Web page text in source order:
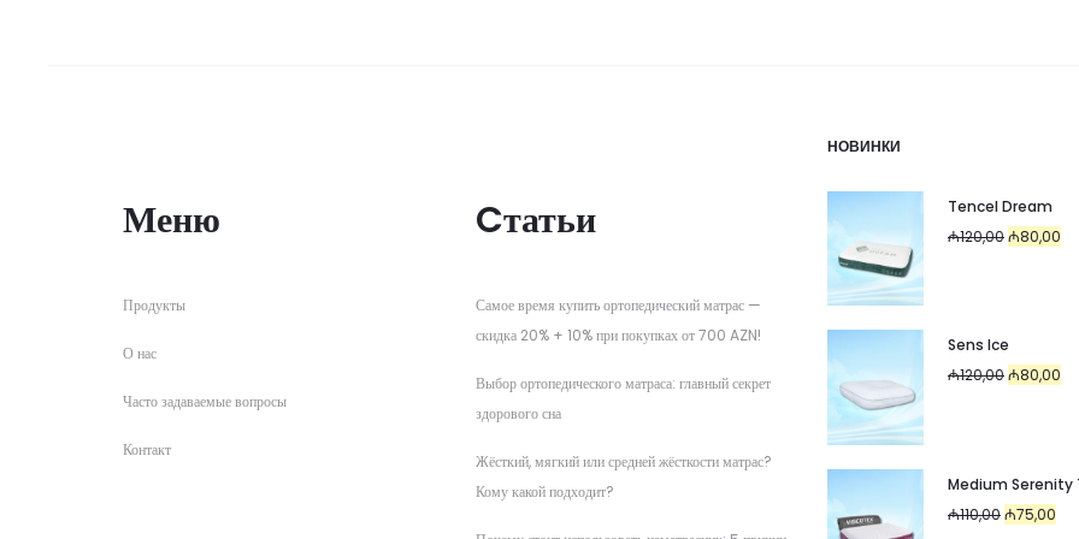
Меню
Продукты
О нас
Часто задаваемые вопросы
Контакт
Cтатьи
Самое время купить ортопедический матрас —
скидка 20% + 10% при покупках от 700 AZN!
Выбор ортопедического матраса: главный секрет
здорового сна
Жёсткий, мягкий или средней жёсткости матрас?
Кому какой подходит?
НОВИНКИ
Tencel Dream
₼120,00₼80,00
Sens Ice
₼120,00₼80,00
Medium Serenity
₼110,00₼75,00